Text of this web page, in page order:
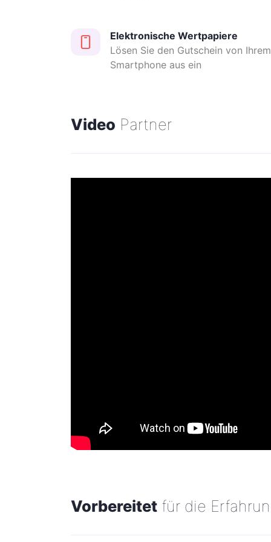
Werke und ist repräsentativ für die
des 20. Jahrhunderts: Pablo Picasso,
Schifano, Francis Bacon, Medardo
Corpora, Bruno Munari, Agostino
Casa Museo Remo Brindisi will be
used as a film set. It will reopen with its
establishments, will be closed to
Elektronische Wertpapiere
Lösen Sie den Gutschein von Ihrem
Smartphone aus ein
Video Partner
Vorbereitet für die